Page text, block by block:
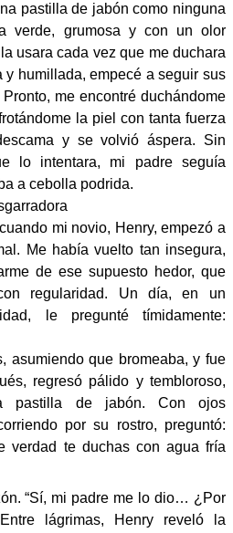
pastilla de jabón como ninguna
verde, grumosa y con un olor
usara cada vez que me duchara
y humillada, empecé a seguir sus
me encontré duchándome
la piel con tanta fuerza
y se volvió áspera. Sin
lo intentara, mi padre seguía
a cebolla podrida.
mi novio, Henry, empezó a
Me había vuelto tan insegura,
de ese supuesto hedor, que
regularidad. Un día, en un
le pregunté tímidamente:
asumiendo que bromeaba, y fue
regresó pálido y tembloroso,
pastilla de jabón. Con ojos
por su rostro, preguntó:
verdad te duchas con agua fría
“Sí, mi padre me lo dio… ¿Por
lágrimas, Henry reveló la